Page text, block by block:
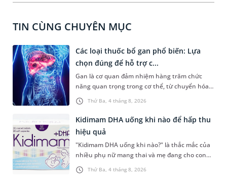
TIN CÙNG CHUYÊN MỤC
Thứ Ba, 4 tháng 8, 2026
Các loại thuốc bổ gan phổ biến: Lựa
chọn đúng để hỗ trợ c...
Gan là cơ quan đảm nhiệm hàng trăm chức
năng quan trọng trong cơ thể, từ chuyển hóa
dinh dưỡng, thải độc đến tổng hợp các chất
cần thiết cho sự sống. Với mong muốn duy trì
sức khỏe, nhiều người tìm kiếm các loại thuốc
bổ gan phổ biến để hỗ trợ hoạt động của gan.
Tuy nhiên, lựa chọn sản phẩm phù hợp cần
dựa trên tình trạng sức khỏe, thành phần và
bằng chứng khoa học thay vì chỉ dựa vào quảng
cáo.
Thứ Ba, 4 tháng 8, 2026
Kidimam DHA uống khi nào để hấp thu
hiệu quả
"Kidimam DHA uống khi nào?" là thắc mắc của
nhiều phụ nữ mang thai và mẹ đang cho con
bú khi lựa chọn sản phẩm bổ sung DHA. Bên
cạnh việc chọn đúng sản phẩm, sử dụng đúng